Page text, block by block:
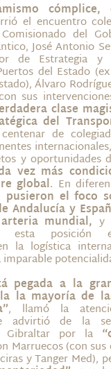
el encuentro
del
José Antonio
de Estrategia y
del Estado
Álvaro
sus
clase
del
de
y oportunidades
vez más
global. En
pusieron el foco
Andalucía y
mundial, y
esta posición
la logística
pegada a la
la mayoría de
, llamó la
advirtió de la
Gibraltar por la
Marruecos (con
y Tanger Med),